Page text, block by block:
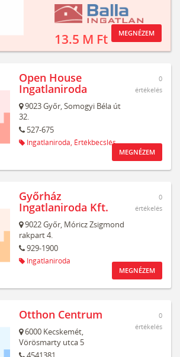
13.5 M Ft MEGNÉZEM
Open House
Ingatlaniroda
9023Győr,Somogyi Béla út
32.
527-675
Ingatlaniroda, Értékbecslés
0
értékelés
MEGNÉZEM
Győrház
Ingatlaniroda Kft.
9022Győr, Móricz Zsigmond
rakpart 4.
929-1900
Ingatlaniroda
0
értékelés
MEGNÉZEM
Otthon Centrum
6000 Kecskemét,
Vörösmarty utca 5
0
értékelés